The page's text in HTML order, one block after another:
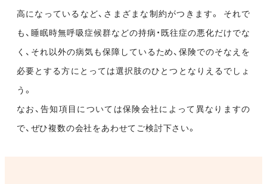
高になっているなど、さまざまな制約がつきます。 それで
も、睡眠時無呼吸症候群などの持病・既往症の悪化だけでな
く、それ以外の病気も保障しているため、保険でのそなえを
必要とする方にとっては選択肢のひとつとなりえるでしょ
う。
なお、告知項目については保険会社によって異なりますの
で、ぜひ複数の会社をあわせてご検討下さい。